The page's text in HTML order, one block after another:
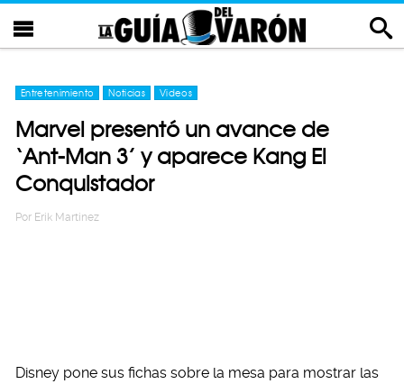
Entretenimiento Noticias Videos
Marvel presentó un avance de
‘Ant-Man 3’ y aparece Kang El
Conquistador
Por Erik Martinez
Disney pone sus fichas sobre la mesa para mostrar las